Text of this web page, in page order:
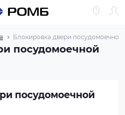
Блокировка двери
посудомоечной
посудомоечной